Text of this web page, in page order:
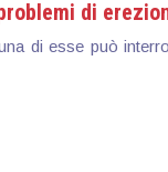
di
di esse può